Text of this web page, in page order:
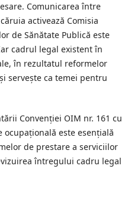
Comunicarea între
activează Comisia
de Sănătate Publică este
cadrul legal existent în
în rezultatul reformelor
servește ca temei pentru
Convenției OIM nr. 161 cu
este esențială
de prestare a serviciilor
întregului cadru legal